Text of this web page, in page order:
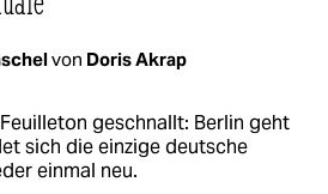
von Doris Akrap
geschnallt: Berlin geht
sich die einzige deutsche
einmal neu.